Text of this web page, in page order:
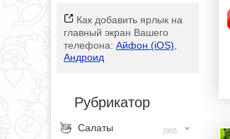
Как добавить ярлык на
главный экран Вашего
телефона: Айфон (iOS)
Андроид
Рубрикатор
Салаты 2955